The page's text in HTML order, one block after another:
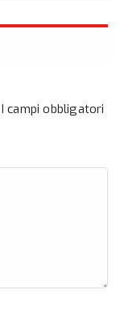
I campi obbligatori